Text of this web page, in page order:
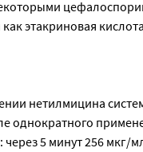
этакриновая
нетилмицина
однократного
через 5 минут 256 мкг/